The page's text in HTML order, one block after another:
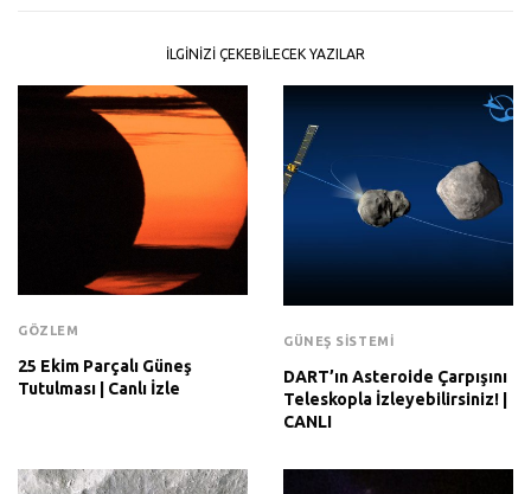
İLGINIZI ÇEKEBILECEK YAZILAR
GÖZLEM
25 Ekim Parçalı Güneş
Tutulması | Canlı İzle
GÜNEŞ SISTEMI
DART’ın Asteroide Çarpışını
Teleskopla İzleyebilirsiniz! |
CANLI